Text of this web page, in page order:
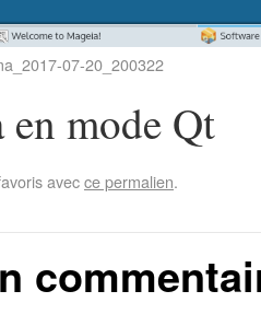
07-20_200322
mode Qt
avecce permalien.